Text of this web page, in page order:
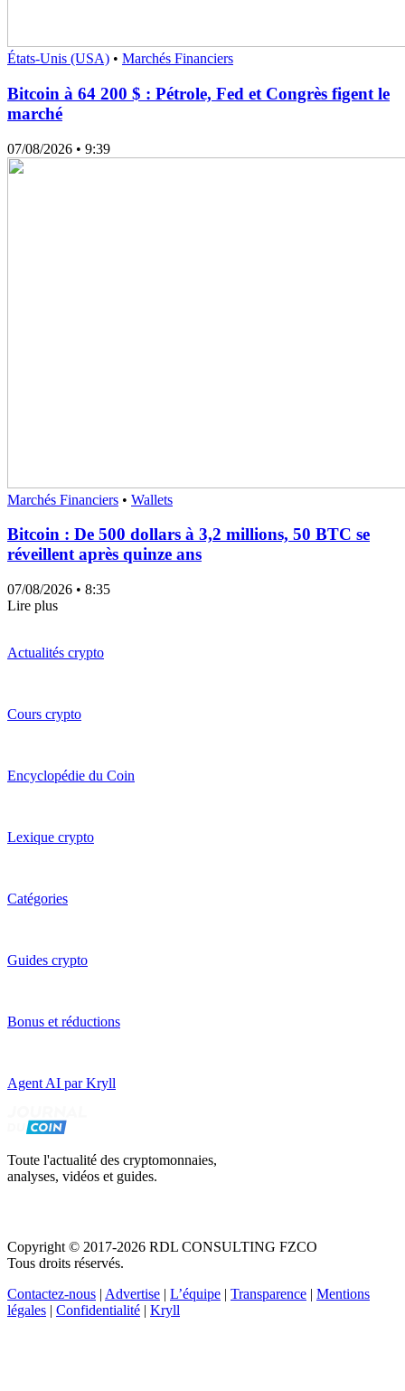
États-Unis (USA) • Marchés Financiers
Bitcoin à 64 200 $ : Pétrole, Fed et Congrès figent le
marché
07/08/2026 • 9:39
Marchés Financiers • Wallets
Bitcoin : De 500 dollars à 3,2 millions, 50 BTC se
réveillent après quinze ans
07/08/2026 • 8:35
Lire plus
Actualités crypto
Cours crypto
Encyclopédie du Coin
Lexique crypto
Catégories
Guides crypto
Bonus et réductions
Agent AI par Kryll
Toute l'actualité des cryptomonnaies,
analyses, vidéos et guides.
Copyright © 2017-2026 RDL CONSULTING FZCO
Tous droits réservés.
Contactez-nous | Advertise | L’équipe | Transparence | Mentions
légales | Confidentialité | Kryll